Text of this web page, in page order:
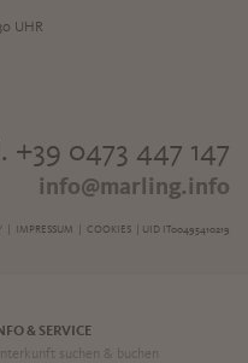
UHR
+39 0473 447 147
info@marling.info
| IMPRESSUM COOKIES | UID IT00495410219
& SERVICE
suchen & buchen